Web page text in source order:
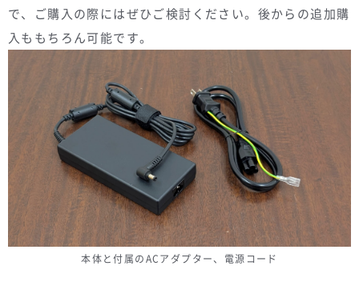
で、ご購入の際にはぜひご検討ください。後からの追加購
入ももちろん可能です。
本体と付属のACアダプター、電源コード